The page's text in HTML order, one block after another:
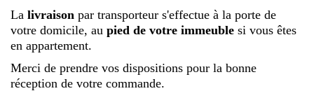
La livraison par transporteur s'effectue à la porte de
votre domicile, au pied de votre immeuble si vous êtes
en appartement.
Merci de prendre vos dispositions pour la bonne
réception de votre commande.